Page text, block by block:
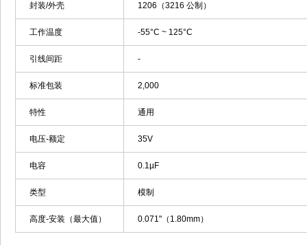
封装/外壳 1206（3216 公制）
工作温度 -55°C ~ 125°C
引线间距 -
标准包装 2,000
特性 通用
电压-额定 35V
电容 0.1µF
类型 模制
高度-安装（最大值） 0.071"（1.80mm）